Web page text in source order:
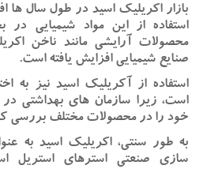
بازار اکریلیک اسید در طول سال ها
استفاده از این مواد شیمیایی
محصولات آرایشی مانند ناخن
صنایع شیمیایی افزایش یافته است.
استفاده از آکریلیک اسید نیز به
است، زیرا سازمان های بهداشتی در
خود را در محصولات مختلف بررسی
به طور سنتی، اکریلیک اسید به
سازی صنعتی استرهای استریل